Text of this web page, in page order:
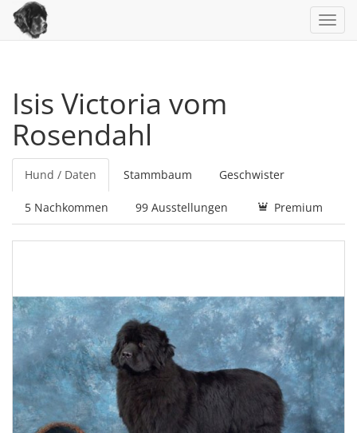
Isis Victoria vom
Rosendahl
Hund / Daten Stammbaum Geschwister
5 Nachkommen 99 Ausstellungen Premium